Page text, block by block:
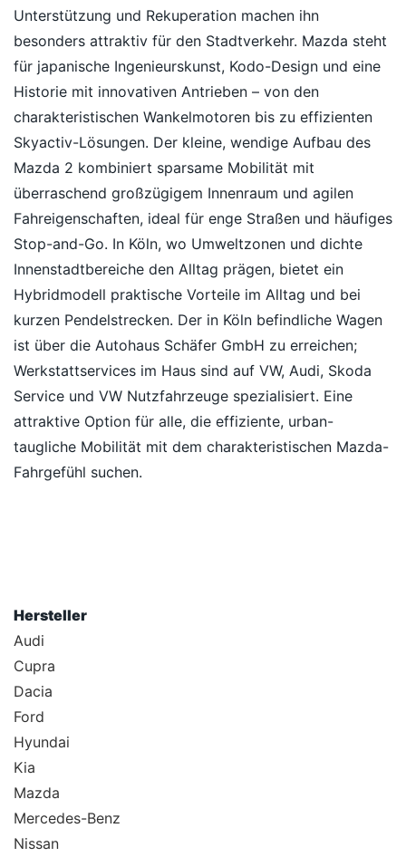
Unterstützung und Rekuperation machen ihn
besonders attraktiv für den Stadtverkehr. Mazda steht
für japanische Ingenieurskunst, Kodo-Design und eine
Historie mit innovativen Antrieben – von den
charakteristischen Wankelmotoren bis zu effizienten
Skyactiv-Lösungen. Der kleine, wendige Aufbau des
Mazda 2 kombiniert sparsame Mobilität mit
überraschend großzügigem Innenraum und agilen
Fahreigenschaften, ideal für enge Straßen und häufiges
Stop-and-Go. In Köln, wo Umweltzonen und dichte
Innenstadtbereiche den Alltag prägen, bietet ein
Hybridmodell praktische Vorteile im Alltag und bei
kurzen Pendelstrecken. Der in Köln befindliche Wagen
ist über die Autohaus Schäfer GmbH zu erreichen;
Werkstattservices im Haus sind auf VW, Audi, Skoda
Service und VW Nutzfahrzeuge spezialisiert. Eine
attraktive Option für alle, die effiziente, urban-
taugliche Mobilität mit dem charakteristischen Mazda-
Fahrgefühl suchen.
Hersteller
Audi
Cupra
Dacia
Ford
Hyundai
Kia
Mazda
Mercedes-Benz
Nissan